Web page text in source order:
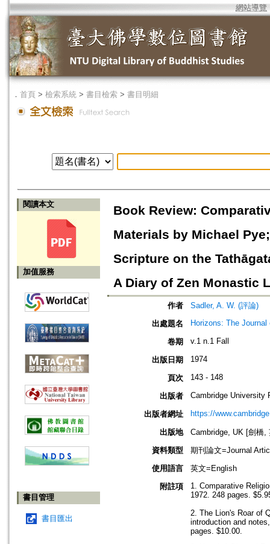
網站導覽
． 首頁 > 檢索系統 > 書目檢索 > 書目明細
閱讀本文
加值服務
書目管理
書目匯出
Book Review:
Materials by Michael
Scripture on the
A Diary of Zen Monastic
作者
Sadler, A. W. (評論)
出處題名
Horizons: The
卷期 v.1 n.1 Fall
出版日期 1974
頁次 143 - 148
出版者 Cambridge University
出版者網址 https://
出版地
Cambridge, UK [劍橋,
資料類型
期刊論文=Journal
使用語言
英文=English
附註項
1. Comparative
1972. 248 pages.
2. The Lion's Roar of
introduction and
pages. $10.00.